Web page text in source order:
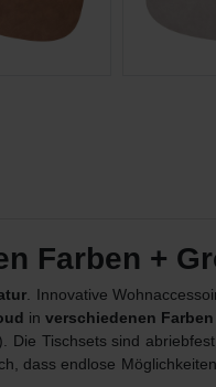
Farben +
. Innovative
inverschiedenen Farben
Tischsets sind
dass endlose